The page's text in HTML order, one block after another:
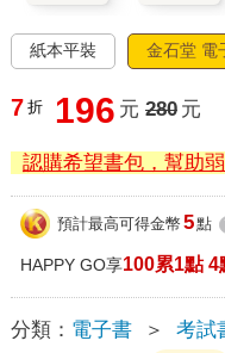
紙本平裝 金石堂 電
7 折 196 元 280 元
認購希望書包，幫助
預計最高可得金幣 5點
HAPPY GO享100累1點 4
分類： 電子書 ＞ 考試